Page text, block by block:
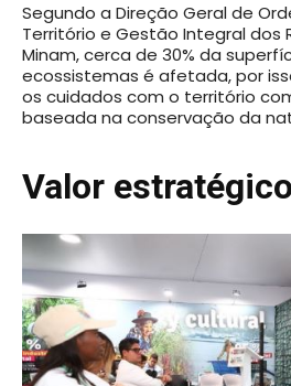
Segundo a Direção Geral de
Território e Gestão Integral dos
Minam, cerca de 30% da
ecossistemas é afetada, por
os cuidados com o território
baseada na conservação da
Valor